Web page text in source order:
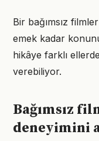
Bir bağımsız
emek kadar
hikâye farklı
verebiliyor.
Bağımsız
deneyimini